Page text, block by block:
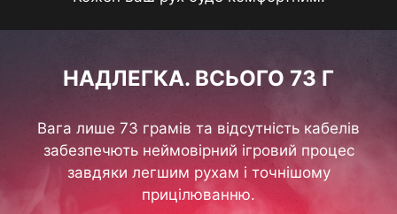
НАДЛЕГКА. ВСЬОГО 73 Г
Вага лише 73 грамів та відсутність кабелів
забезпечють неймовірний ігровий процес
завдяки легшим рухам і точнішому
прицілюванню.